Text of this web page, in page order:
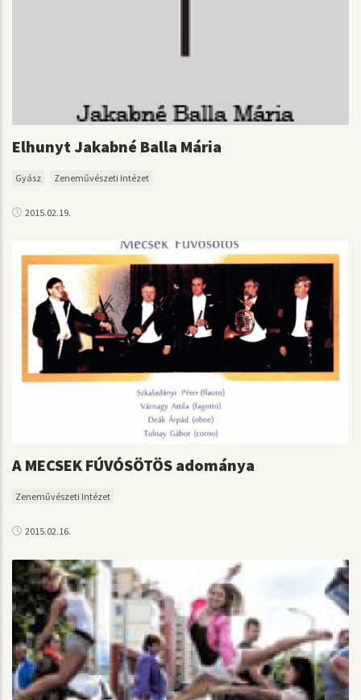
Elhunyt Jakabné Balla Mária
Gyász Zeneművészeti Intézet
2015.02.19.
A MECSEK FÚVÓSÖTÖS adománya
Zeneművészeti Intézet
2015.02.16.